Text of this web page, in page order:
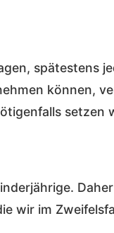
spätestens
können,
setzen
wir im